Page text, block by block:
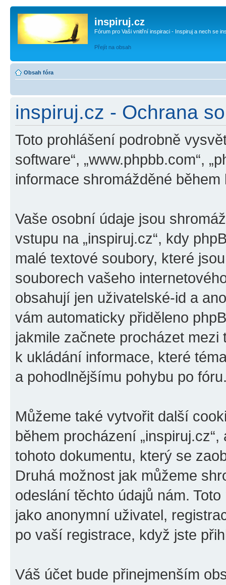
inspiruj.cz
Fórum pro Vaši vnitřní inspiraci - Inspiruj a nech se
Přejít na obsah
Obsah fóra
inspiruj.cz - Ochrana
Toto prohlášení podrobně
software“, „www.phpbb.com“,
informace shromážděné
Vaše osobní údaje jsou
vstupu na „inspiruj.cz“, kdy
malé textové soubory, které
souborech vašeho
obsahují jen uživatelské-id a
vám automaticky přiděleno
jakmile začnete procházet mezi
k ukládání informace, které
a pohodlnějšímu pohybu po
Můžeme také vytvořit další
během procházení
tohoto dokumentu, který se
Druhá možnost jak můžeme
odeslání těchto údajů nám.
jako anonymní uživatel,
po vaší registrace, když jste
Váš účet bude přinejmenším